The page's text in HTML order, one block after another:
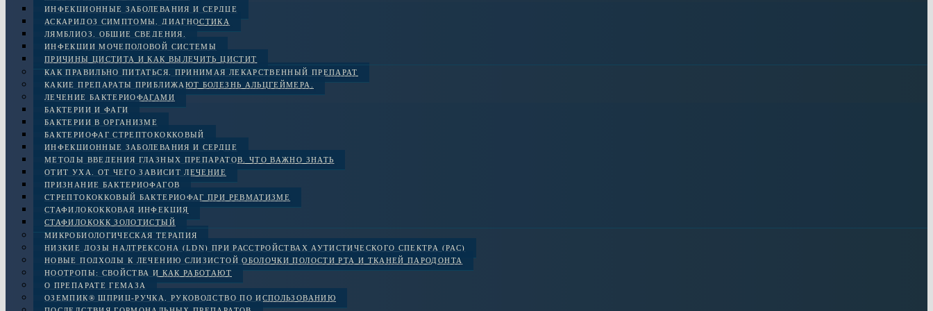
ИНФЕКЦИОННЫЕ ЗАБОЛЕВАНИЯ И СЕРДЦЕ
АСКАРИДОЗ СИМПТОМЫ, ДИАГНОСТИКА
ЛЯМБЛИОЗ. ОБЩИЕ СВЕДЕНИЯ.
ИНФЕКЦИИ МОЧЕПОЛОВОЙ СИСТЕМЫ
ПРИЧИНЫ ЦИСТИТА И КАК ВЫЛЕЧИТЬ ЦИСТИТ
КАК ПРАВИЛЬНО ПИТАТЬСЯ, ПРИНИМАЯ ЛЕКАРСТВЕННЫЙ ПРЕПАРАТ
КАКИЕ ПРЕПАРАТЫ ПРИБЛИЖАЮТ БОЛЕЗНЬ АЛЬЦГЕЙМЕРА.
ЛЕЧЕНИЕ БАКТЕРИОФАГАМИ
БАКТЕРИИ И ФАГИ
БАКТЕРИИ В ОРГАНИЗМЕ
БАКТЕРИОФАГ СТРЕПТОКОККОВЫЙ
ИНФЕКЦИОННЫЕ ЗАБОЛЕВАНИЯ И СЕРДЦЕ
МЕТОДЫ ВВЕДЕНИЯ ГЛАЗНЫХ ПРЕПАРАТОВ. ЧТО ВАЖНО ЗНАТЬ
ОТИТ УХА. ОТ ЧЕГО ЗАВИСИТ ЛЕЧЕНИЕ
ПРИЗНАНИЕ БАКТЕРИОФАГОВ
СТРЕПТОКОККОВЫЙ БАКТЕРИОФАГ ПРИ РЕВМАТИЗМЕ
СТАФИЛОКОККОВАЯ ИНФЕКЦИЯ
СТАФИЛОКОКК ЗОЛОТИСТЫЙ
МИКРОБИОЛОГИЧЕСКАЯ ТЕРАПИЯ
НИЗКИЕ ДОЗЫ НАЛТРЕКСОНА (LDN) ПРИ РАССТРОЙСТВАХ АУТИСТИЧЕСКОГО СПЕКТРА (РАС)
НОВЫЕ ПОДХОДЫ К ЛЕЧЕНИЮ СЛИЗИСТОЙ ОБОЛОЧКИ ПОЛОСТИ РТА И ТКАНЕЙ ПАРОДОНТА
НООТРОПЫ: СВОЙСТВА И КАК РАБОТАЮТ
О ПРЕПАРАТЕ ГЕМАЗА
ОЗЕМПИК® ШПРИЦ-РУЧКА, РУКОВОДСТВО ПО ИСПОЛЬЗОВАНИЮ